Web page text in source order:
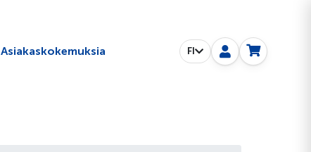
Asiakaskokemuksia FI